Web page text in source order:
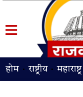
होम राष्ट्रीय महाराष्ट्र